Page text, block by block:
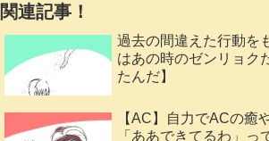
関連記事！
過去の間違えた行動を
はあの時のゼンリョク
たんだ】
【AC】自力でACの癒
「ああできてるわ」っ